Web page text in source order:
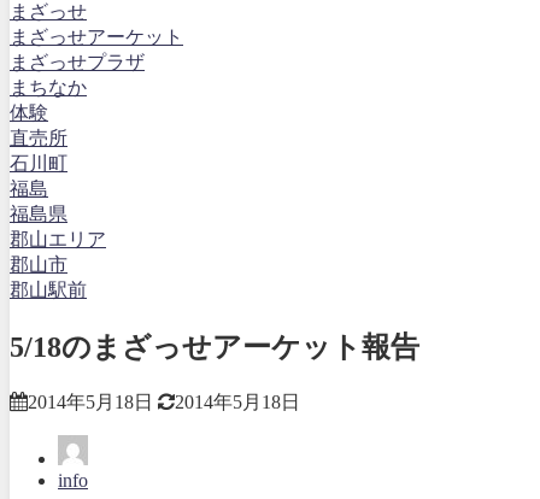
まざっせ
まざっせアーケット
まざっせプラザ
まちなか
体験
直売所
石川町
福島
福島県
郡山エリア
郡山市
郡山駅前
5/18のまざっせアーケット報告
2014年5月18日 2014年5月18日
info